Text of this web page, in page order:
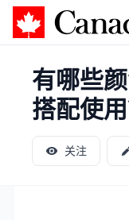
加拿大攻略
有哪些
搭配使用
关注